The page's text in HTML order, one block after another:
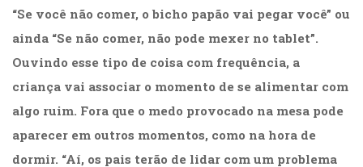
(278)
Educação
(39)
Fisioterapia
Fonoaudiologia
(54)
Gestalt-
“Se você não comer, o bicho papão vai pegar você” ou
ainda “Se não comer, não pode mexer no tablet”.
Ouvindo esse tipo de coisa com frequência, a
criança vai associar o momento de se alimentar com
algo ruim. Fora que o medo provocado na mesa pode
aparecer em outros momentos, como na hora de
dormir. “Aí, os pais terão de lidar com um problema